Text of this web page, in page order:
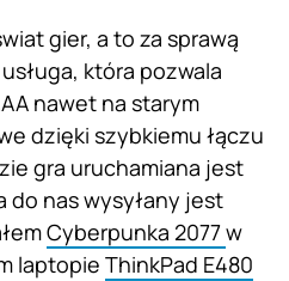
gier, a to za sprawą
która pozwala
nawet na starym
dzięki szybkiemu łączu
gra uruchamiana jest
do nas wysyłany jest
Cyberpunka 2077w
laptopie ThinkPad E480